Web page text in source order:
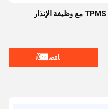
ﺎﺘﺼﻟ ﺍﻶﻧ